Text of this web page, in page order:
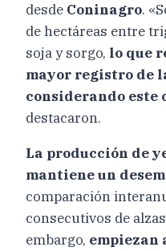
desde Coninagro.
de hectáreas entre
soja y sorgo, lo que
mayor registro de
considerando este
destacaron.
La producción de
mantiene un
comparación
consecutivos de
embargo, empiezan